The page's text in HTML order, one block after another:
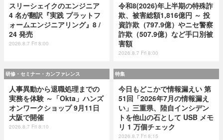
スリーシェイクのエンジニア
4 名が翻訳『実践 プラットフ
ォームエンジニアリング』8 /
24 発売
2026.8.7 Fri 8:00
令和8(2026)年上半期の特殊詐
欺、被害総額1,816億円 ～ 投
資詐欺（797.9億）やニセ警察
詐欺（507.9億）など手口別被
害額
2026.8.7 Fri 8:00
研修・セミナー・カンファレンス
人事異動から退職処理までの
実務を体験 ～「Okta」ハンズ
オンワークショップ 9月11日
大阪で開催
2026.8.7 Fri 8:10
特集
今日もどこかで情報漏えい 第
51回「2026年7月の情報漏え
い」三重県、陸自インシデン
トを他山の石として USB メモ
リ 1 万個チェック
2026.8.7 Fri 8:15